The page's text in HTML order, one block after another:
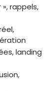
rappels,
landing